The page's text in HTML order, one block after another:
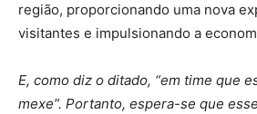
região, proporcionando uma nova
visitantes e impulsionando a
E, como diz o ditado, “em time que
mexe”. Portanto, espera-se que